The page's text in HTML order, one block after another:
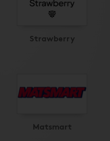
Strawberry
Matsmart